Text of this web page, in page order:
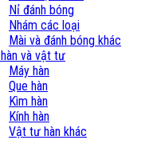
Nỉ đánh bóng
Nhám các loại
Mài và đánh bóng khác
và vật tư
Máy hàn
Que hàn
Kìm hàn
Kính hàn
Vật tư hàn khác